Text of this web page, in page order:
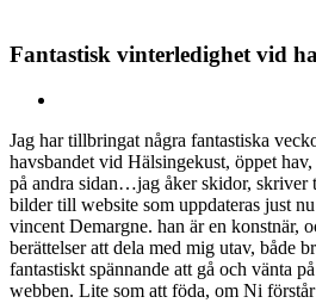
Fantastisk vinterledighet vid
Image
Jag har tillbringat några fantastiska
havsbandet vid Hälsingekust, öppet
på andra sidan…jag åker skidor, skriver
bilder till website som uppdateras just
vincent Demargne. han är en konstnär,
berättelser att dela med mig utav, både
fantastiskt spännande att gå och vänta
webben. Lite som att föda, om Ni